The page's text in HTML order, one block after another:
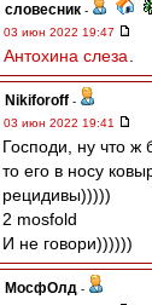
словесник -
03 июн 2022 19:47
Антохина слеза
Nikiforoff -
03 июн 2022 19:41
Господи, ну что ж
то его в носу
рецидивы)))))
2 mosfold
И не говори))))))
МосфОлд -